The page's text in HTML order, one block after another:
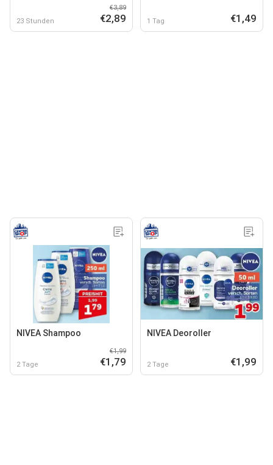
23 Stunden
€3,89
€2,89 1 Tag €1,49
NIVEA Shampoo
2 Tage
€1,99
€1,79
NIVEA Deoroller
2 Tage €1,99